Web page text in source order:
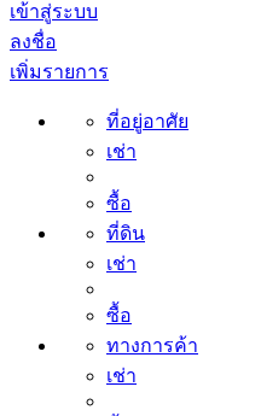
เข้าสู่ระบบ
ลงชื่อ
เพิ่มรายการ
ที่อยู่อาศัย
เช่า
ซื้อ
ที่ดิน
เช่า
ซื้อ
ทางการค้า
เช่า